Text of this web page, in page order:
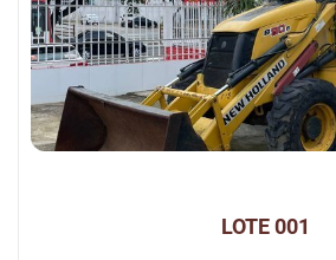
LOTE 001